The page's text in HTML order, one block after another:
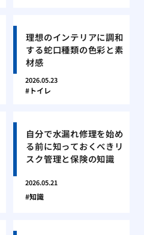
理想のインテリアに調和
する蛇口種類の色彩と素
材感
2026.05.23
トイレ
自分で水漏れ修理を始め
る前に知っておくべきリ
スク管理と保険の知識
2026.05.21
知識